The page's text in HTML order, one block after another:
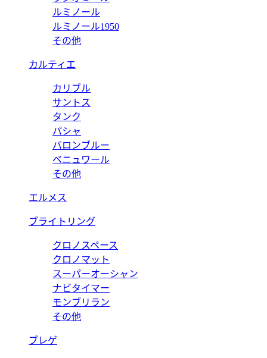
ルミノール
ルミノール1950
その他
カルティエ
カリブル
サントス
タンク
パシャ
バロンブルー
ベニュワール
その他
エルメス
ブライトリング
クロノスペース
クロノマット
スーパーオーシャン
ナビタイマー
モンブリラン
その他
ブレゲ